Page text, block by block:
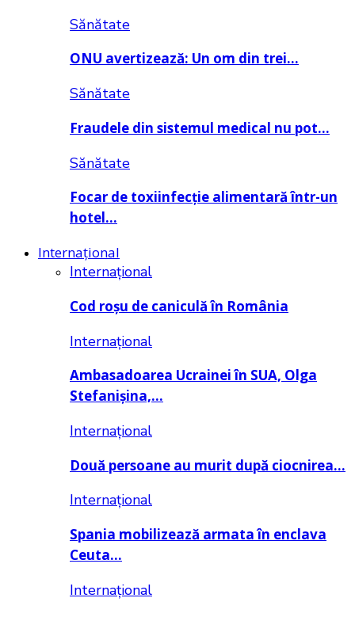
Sănătate
ONU avertizează: Un om din trei…
Sănătate
Fraudele din sistemul medical nu pot…
Sănătate
Focar de toxiinfecție alimentară într-un
hotel…
Internațional
Internațional
Cod roșu de caniculă în România
Internațional
Ambasadoarea Ucrainei în SUA, Olga
Stefanișina,…
Internațional
Două persoane au murit după ciocnirea…
Internațional
Spania mobilizează armata în enclava
Ceuta…
Internațional